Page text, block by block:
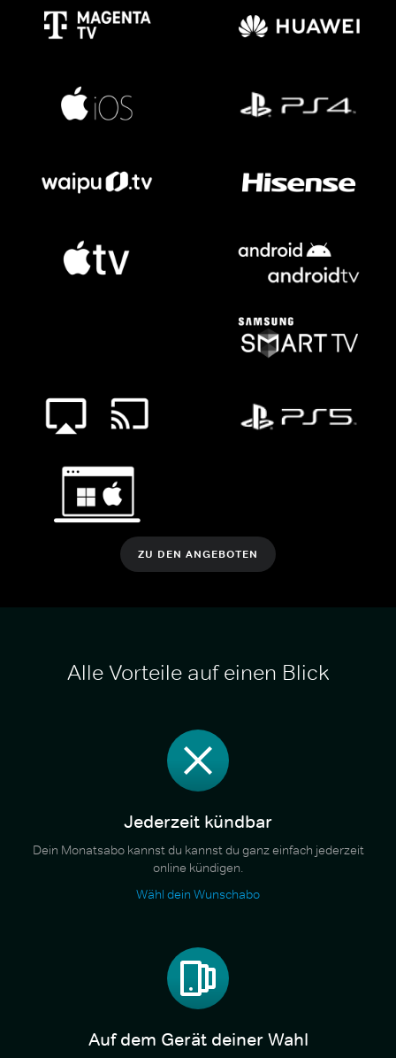
ZU DEN ANGEBOTEN
Alle Vorteile auf einen Blick
Jederzeit kündbar
Dein Monatsabo kannst du kannst du ganz einfach jederzeit
online kündigen.
Wähl dein Wunschabo
Auf dem Gerät deiner Wahl